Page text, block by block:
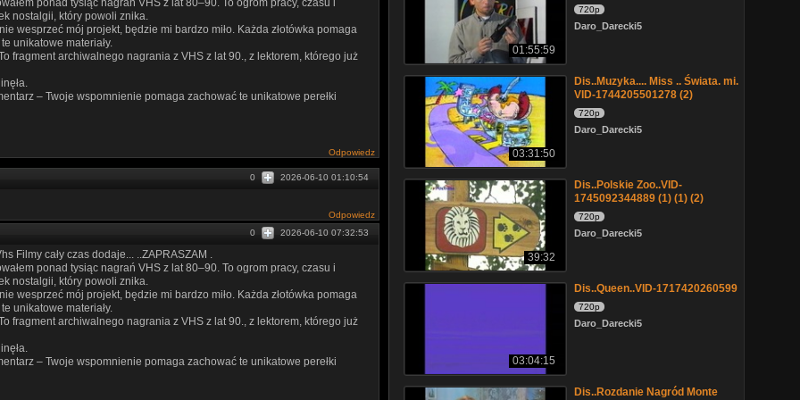
ponad tysiąc nagrań VHS z lat 80–90. To ogrom pracy, czasu i
nostalgii, który powoli znika.
wesprzeć mój projekt, będzie mi bardzo miło. Każda złotówka pomaga
unikatowe materiały.
fragment archiwalnego nagrania z VHS z lat 90., z lektorem, którego już
– Twoje wspomnienie pomaga zachować te unikatowe perełki
Odpowiedz
2026-06-10 01:10:54
0
Odpowiedz
2026-06-10 07:32:53
0
Filmy cały czas dodaje... ..ZAPRASZAM .
ponad tysiąc nagrań VHS z lat 80–90. To ogrom pracy, czasu i
nostalgii, który powoli znika.
wesprzeć mój projekt, będzie mi bardzo miło. Każda złotówka pomaga
unikatowe materiały.
fragment archiwalnego nagrania z VHS z lat 90., z lektorem, którego już
– Twoje wspomnienie pomaga zachować te unikatowe perełki
01:55:59
720p
Daro_Darecki5
03:31:50
Dis..Muzyka.... Miss .. Świata. mi.
VID-1744205501278 (2)
720p
Daro_Darecki5
39:32
Dis..Polskie Zoo..VID-
1745092344889 (1) (1) (2)
720p
Daro_Darecki5
03:04:15
Dis..Queen..VID-1717420260599
720p
Daro_Darecki5
Dis..Rozdanie Nagród Monte